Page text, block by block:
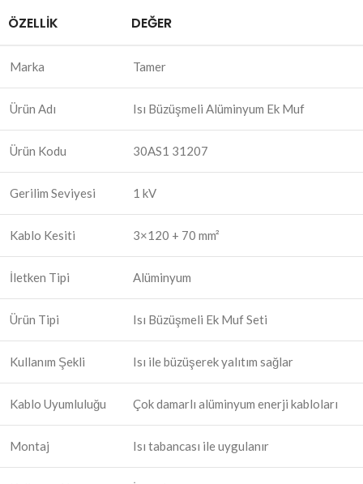
ÖZELLIK DEĞER
Marka Tamer
Ürün Adı Isı Büzüşmeli Alüminyum Ek Muf
Ürün Kodu 30AS1 31207
Gerilim Seviyesi 1 kV
Kablo Kesiti 3×120 + 70 mm²
İletken Tipi Alüminyum
Ürün Tipi Isı Büzüşmeli Ek Muf Seti
Kullanım Şekli Isı ile büzüşerek yalıtım sağlar
Kablo Uyumluluğu Çok damarlı alüminyum enerji kabloları
Montaj Isı tabancası ile uygulanır